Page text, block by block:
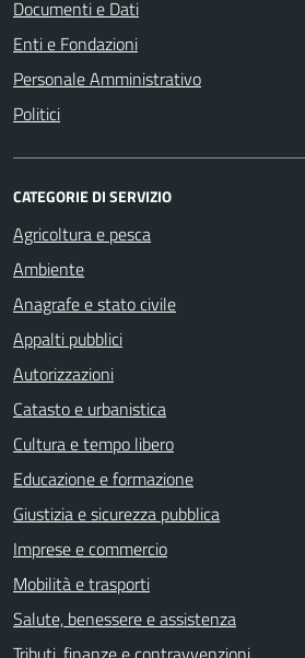
Documenti e Dati
Enti e Fondazioni
Personale Amministrativo
Politici
CATEGORIE DI SERVIZIO
Agricoltura e pesca
Ambiente
Anagrafe e stato civile
Appalti pubblici
Autorizzazioni
Catasto e urbanistica
Cultura e tempo libero
Educazione e formazione
Giustizia e sicurezza pubblica
Imprese e commercio
Mobilità e trasporti
Salute, benessere e assistenza